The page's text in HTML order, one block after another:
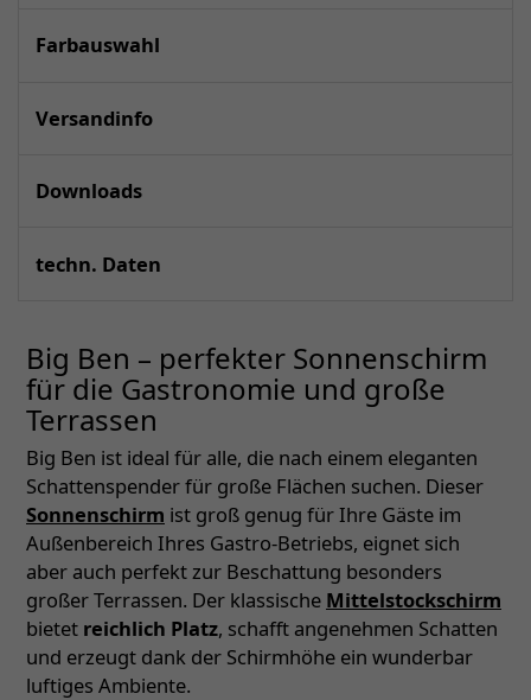
Farbauswahl
Versandinfo
Downloads
techn. Daten
Big Ben – perfekter Sonnenschirm
für die Gastronomie und große
Terrassen
Big Ben ist ideal für alle, die nach einem eleganten
Schattenspender für große Flächen suchen. Dieser
Sonnenschirm ist groß genug für Ihre Gäste im
Außenbereich Ihres Gastro-Betriebs, eignet sich
aber auch perfekt zur Beschattung besonders
großer Terrassen. Der klassische Mittelstockschirm
bietet reichlich Platz, schafft angenehmen Schatten
und erzeugt dank der Schirmhöhe ein wunderbar
luftiges Ambiente.